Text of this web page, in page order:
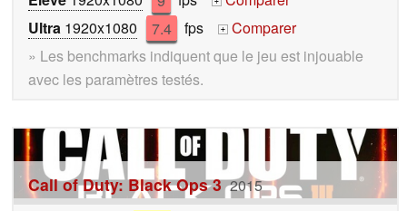
Ultra 1920x1080 7.4 fps +
Comparer
» Les benchmarks indiquent que le jeu est injouable
avec les paramètres testés.
Call of Duty: Black Ops 3 2015